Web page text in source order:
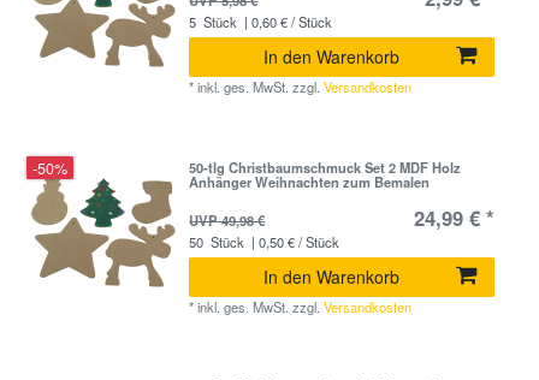
5 Stück | 0,60 € / Stück
In den Warenkorb
*inkl. ges. MwSt. zzgl.Versandkosten
-50% 50-tlg Christbaumschmuck Set 2 MDF Holz
Anhänger Weihnachten zum Bemalen
UVP 49,98 €
24,99 € *
50 Stück | 0,50 € / Stück
In den Warenkorb
*inkl. ges. MwSt. zzgl.Versandkosten